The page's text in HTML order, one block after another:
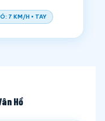
7 KM/H • TAY
Hồ